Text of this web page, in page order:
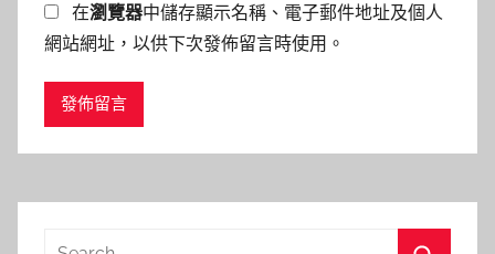
在瀏覽器中儲存顯示名稱、電子郵件地址及個人
網站網址，以供下次發佈留言時使用。
Search